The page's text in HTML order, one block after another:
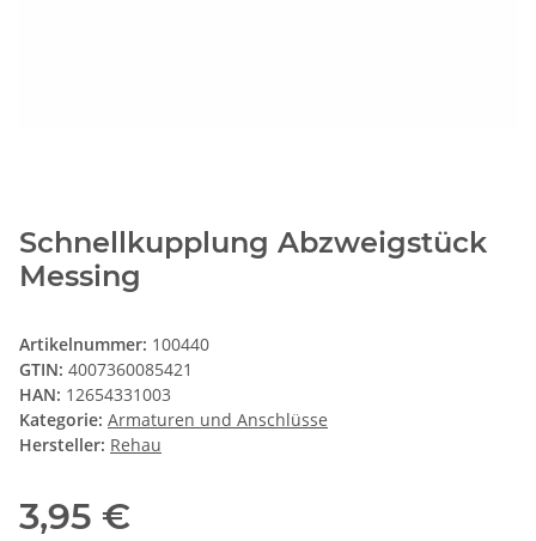
Schnellkupplung Abzweigstück
Messing
Artikelnummer: 100440
GTIN: 4007360085421
HAN: 12654331003
Kategorie: Armaturen und Anschlüsse
Hersteller: Rehau
3,95 €